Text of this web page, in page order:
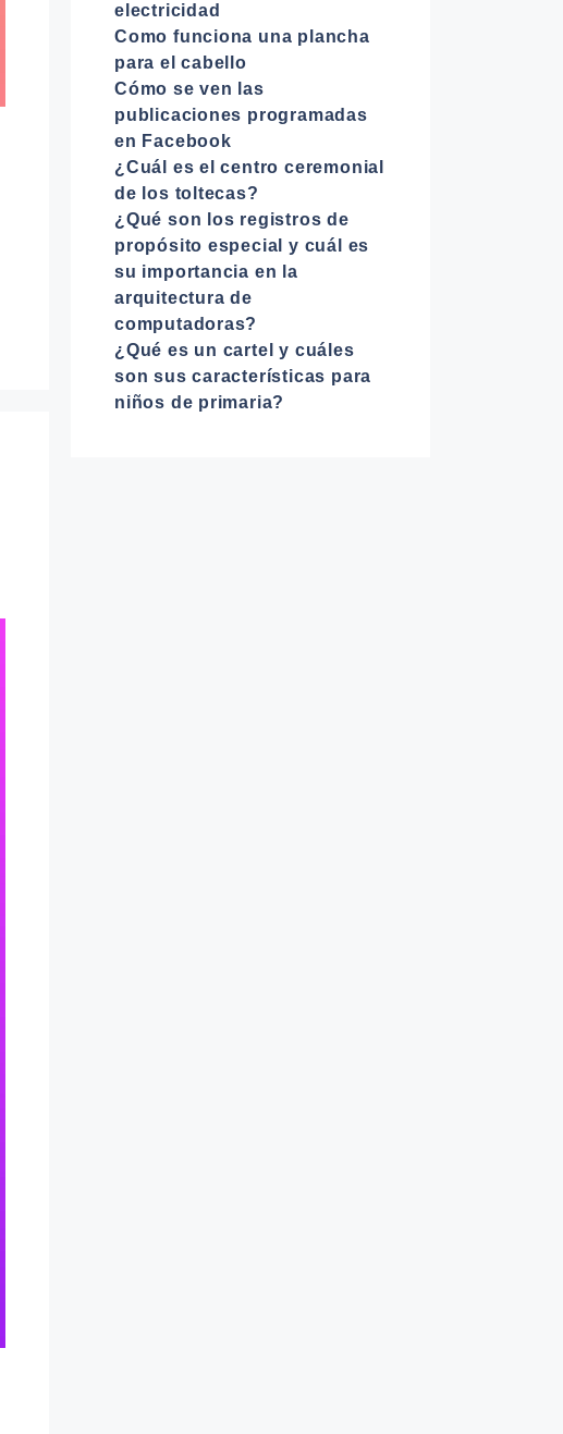
electricidad
Como funciona una plancha
para el cabello
Cómo se ven las
publicaciones programadas
en Facebook
¿Cuál es el centro ceremonial
de los toltecas?
¿Qué son los registros de
propósito especial y cuál es
su importancia en la
arquitectura de
computadoras?
¿Qué es un cartel y cuáles
son sus características para
niños de primaria?